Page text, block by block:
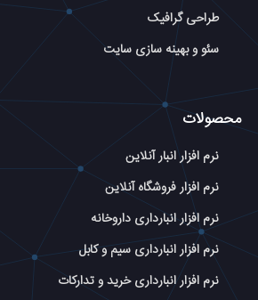
طراحی گرافیک
سئو و بهینه سازی سایت
محصولات
نرم افزار انبار آنلاین
نرم افزار فروشگاه آنلاین
نرم افزار انبارداری داروخانه
نرم افزار انبارداری سیم و کابل
نرم افزار انبارداری خرید و تدارکات